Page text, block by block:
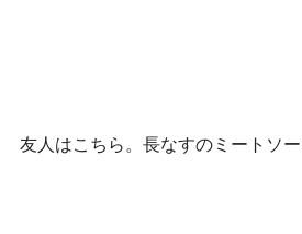
友人はこちら。長なすのミートソー